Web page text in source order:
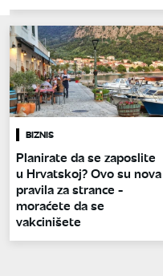
BIZNIS
Planirate da se zaposlite
u Hrvatskoj? Ovo su nova
pravila za strance -
moraćete da se
vakcinišete